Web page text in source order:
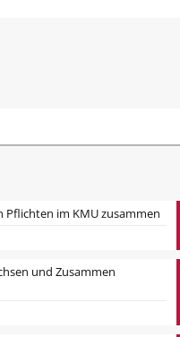
Pflichten im KMU zusammen
und Zusammen